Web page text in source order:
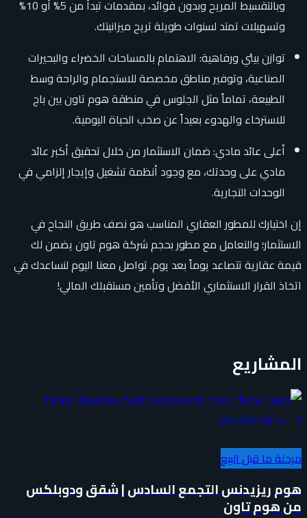
وبالتقسيط المريح وبدون فوائد، بمقدمات تبدأ من 5% أو 10%
وتسهيلات تمتد لسنوات طويلة تريح ميزانيتك.
توازن بيئي ورفاهية: الاهتمام بالمساحات الخضراء والبحيرات
الصناعية، وتوفير مناطق مخصصة للاستجمام والراحة وسط
الطبيعة، تماماً مثل الجلوس في منطقة هوم تاون بين باج
للاسترخاء والهدوء بعيداً عن صخب الحياة اليومية.
أعلى عائد مادي: ضمان الاستثمار من خلال تحقيق أكبر عائد
مادي على وحدتك، مع وجود أنظمة تشغيل وإيجار إلزامي في
الوحدات التجارية.
إن اختيارك للمطور العقاري المناسب هو نصف طريق النجاح في
الاستثمار؛ والتعامل مع مطور بحجم شركة هوم تاون يضمن لك
قيمة عقارية تتصاعد يوماً بعد يوم. تواصل معنا اليوم لنساعدك في
اتخاذ القرار الاستثماري الأفضل وتأمين مستقبلك المالي!
المشاريع
سكني
مرحلة ما قبل البيع
هوم ريزيدنس التجمع السادس | شقق ودوبلكس
من هوم تاون